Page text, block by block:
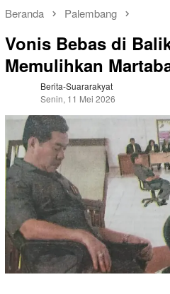
Beranda Palembang
Vonis Bebas di
Memulihkan
Berita-Suararakyat
Senin, 11 Mei 2026